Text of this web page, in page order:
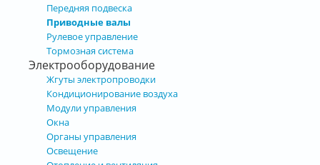
Передняя подвеска
Приводные валы
Рулевое управление
Тормозная система
Электрооборудование
Жгуты электропроводки
Кондиционирование воздуха
Модули управления
Окна
Органы управления
Освещение